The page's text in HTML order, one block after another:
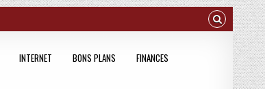
INTERNET BONS PLANS
FINANCES